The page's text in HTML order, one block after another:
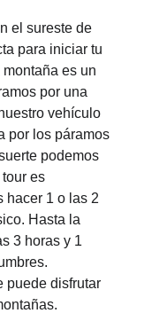
el sureste de
para iniciar tu
es un
por una
vehículo
por los páramos
podemos
es
hacer 1 o las 2
Hasta la
3 horas y 1
puede disfrutar